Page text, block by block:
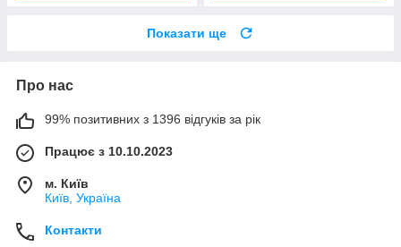
Показати ще
Про нас
99% позитивних з 1396 відгуків за рік
Працює з 10.10.2023
м. Київ
Київ, Україна
Контакти